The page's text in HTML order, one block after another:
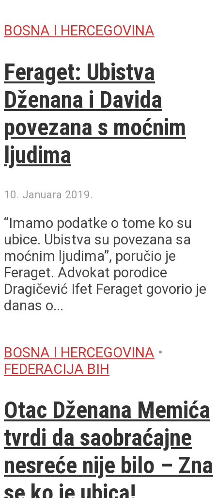
BOSNA I HERCEGOVINA
Feraget: Ubistva
Dženana i Davida
povezana s moćnim
ljudima
10. Januara 2019.
“Imamo podatke o tome ko su
ubice. Ubistva su povezana sa
moćnim ljudima”, poručio je
Feraget. Advokat porodice
Dragičević Ifet Feraget govorio je
danas o...
BOSNA I HERCEGOVINA •
FEDERACIJA BIH
Otac Dženana Memića
tvrdi da saobraćajne
nesreće nije bilo – Zna